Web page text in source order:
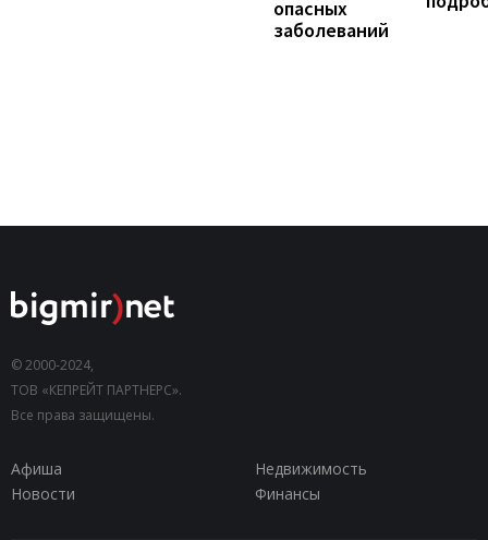
опасных
заболеваний
© 2000-2024,
ТОВ «КЕПРЕЙТ ПАРТНЕРС».
Все права защищены.
Афиша
Недвижимость
Новости
Финансы